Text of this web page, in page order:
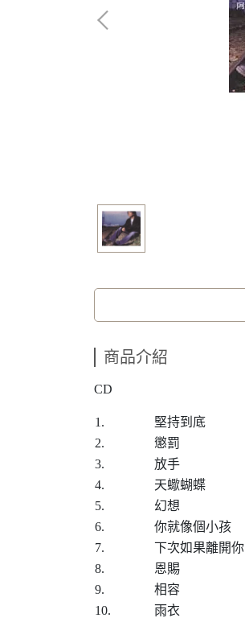
商品介紹
CD
1.
堅持到底
2.
懲罰
3.
放手
4.
天蠍蝴蝶
5.
幻想
6.
你就像個小孩
7.
下次如果離開你
8.
恩賜
9.
相容
10.
雨衣